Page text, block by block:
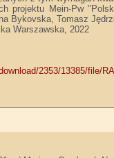
projektu Mein-Pw
Bykovska, Tomasz
Warszawska, 2022
2353/13385/file/